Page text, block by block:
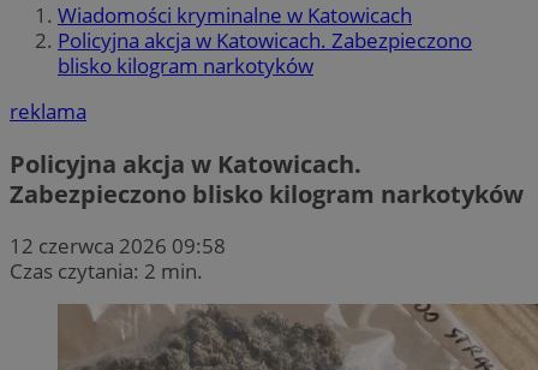
Wiadomości kryminalne w Katowicach
Policyjna akcja w Katowicach. Zabezpieczono
blisko kilogram narkotyków
reklama
Policyjna akcja w Katowicach.
Zabezpieczono blisko kilogram narkotyków
12 czerwca 2026 09:58
Czas czytania: 2 min.